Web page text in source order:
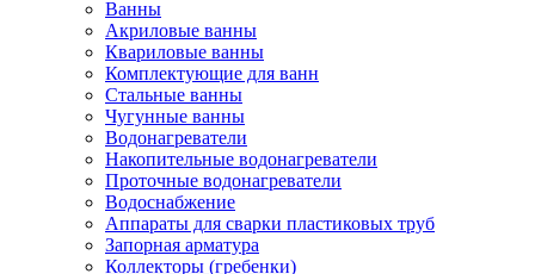
Ванны
Акриловые ванны
Квариловые ванны
Комплектующие для ванн
Стальные ванны
Чугунные ванны
Водонагреватели
Накопительные водонагреватели
Проточные водонагреватели
Водоснабжение
Аппараты для сварки пластиковых труб
Запорная арматура
Коллекторы (гребенки)